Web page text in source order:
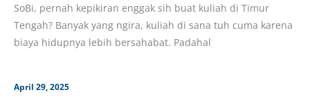
SoBi, pernah kepikiran enggak sih buat kuliah di Timur
Tengah? Banyak yang ngira, kuliah di sana tuh cuma karena
biaya hidupnya lebih bersahabat. Padahal
April 29, 2025